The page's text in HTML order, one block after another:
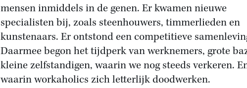
mensen inmiddels in de genen. Er kwamen nieuwe
specialisten bij, zoals steenhouwers, timmerlieden en
kunstenaars. Er ontstond een competitieve
Daarmee begon het tijdperk van werknemers, grote
kleine zelfstandigen, waarin we nog steeds verkeren.
waarin workaholics zich letterlijk doodwerken.